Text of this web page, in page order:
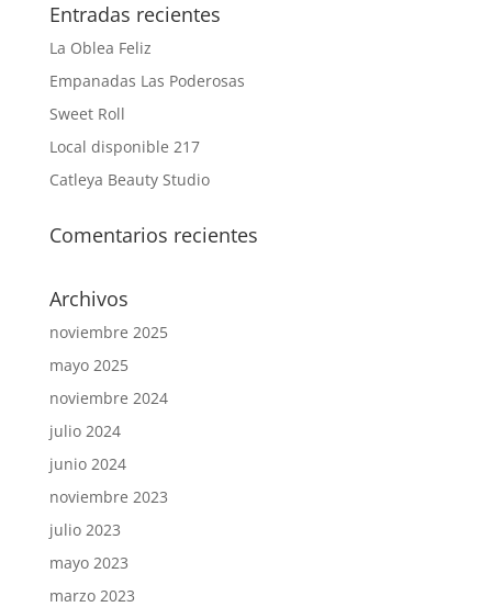
Entradas recientes
La Oblea Feliz
Empanadas Las Poderosas
Sweet Roll
Local disponible 217
Catleya Beauty Studio
Comentarios recientes
Archivos
noviembre 2025
mayo 2025
noviembre 2024
julio 2024
junio 2024
noviembre 2023
julio 2023
mayo 2023
marzo 2023